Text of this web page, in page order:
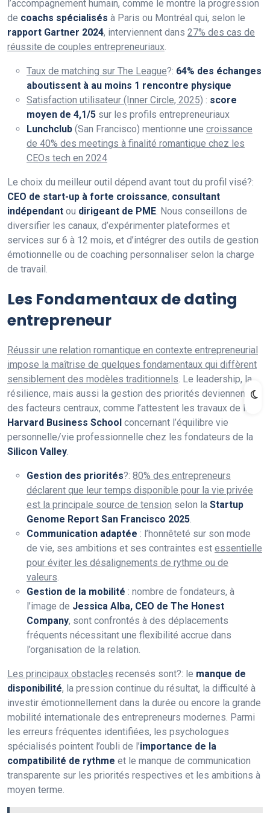
l’accompagnement humain, comme le montre la progression
de coachs spécialisés à Paris ou Montréal qui, selon le
rapport Gartner 2024, interviennent dans 27% des cas de
réussite de couples entrepreneuriaux.
Taux de matching sur The League?: 64% des échanges
aboutissent à au moins 1 rencontre physique
Satisfaction utilisateur (Inner Circle, 2025) : score
moyen de 4,1/5 sur les profils entrepreneuriaux
Lunchclub (San Francisco) mentionne une croissance
de 40% des meetings à finalité romantique chez les
CEOs tech en 2024
Le choix du meilleur outil dépend avant tout du profil visé?:
CEO de start-up à forte croissance, consultant
indépendant ou dirigeant de PME. Nous conseillons de
diversifier les canaux, d’expérimenter plateformes et
services sur 6 à 12 mois, et d’intégrer des outils de gestion
émotionnelle ou de coaching personnaliser selon la charge
de travail.
Les Fondamentaux de dating
entrepreneur
Réussir une relation romantique en contexte entrepreneurial
impose la maîtrise de quelques fondamentaux qui diffèrent
sensiblement des modèles traditionnels. Le leadership, la
résilience, mais aussi la gestion des priorités deviennent
des facteurs centraux, comme l’attestent les travaux de la
Harvard Business School concernant l’équilibre vie
personnelle/vie professionnelle chez les fondateurs de la
Silicon Valley.
Gestion des priorités?: 80% des entrepreneurs
déclarent que leur temps disponible pour la vie privée
est la principale source de tension selon la Startup
Genome Report San Francisco 2025.
Communication adaptée : l’honnêteté sur son mode
de vie, ses ambitions et ses contraintes est essentielle
pour éviter les désalignements de rythme ou de
valeurs.
Gestion de la mobilité : nombre de fondateurs, à
l’image de Jessica Alba, CEO de The Honest
Company, sont confrontés à des déplacements
fréquents nécessitant une flexibilité accrue dans
l’organisation de la relation.
Les principaux obstacles recensés sont?: le manque de
disponibilité, la pression continue du résultat, la difficulté à
investir émotionnellement dans la durée ou encore la grande
mobilité internationale des entrepreneurs modernes. Parmi
les erreurs fréquentes identifiées, les psychologues
spécialisés pointent l’oubli de l’importance de la
compatibilité de rythme et le manque de communication
transparente sur les priorités respectives et les ambitions à
moyen terme.